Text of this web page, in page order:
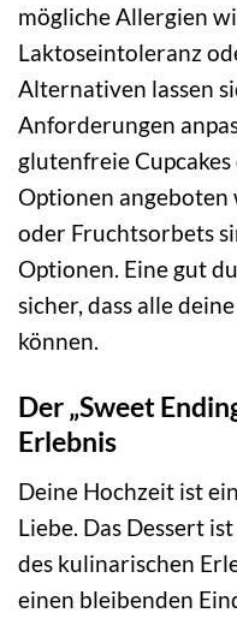
mögliche Allergien
Laktoseintoleranz
Alternativen lassen
Anforderungen
glutenfreie
Optionen angeboten
oder Fruchtsorbets
Optionen. Eine gut
sicher, dass alle
können.
Der „Sweet
Erlebnis
Deine Hochzeit ist
Liebe. Das Dessert
des kulinarischen
einen bleibenden